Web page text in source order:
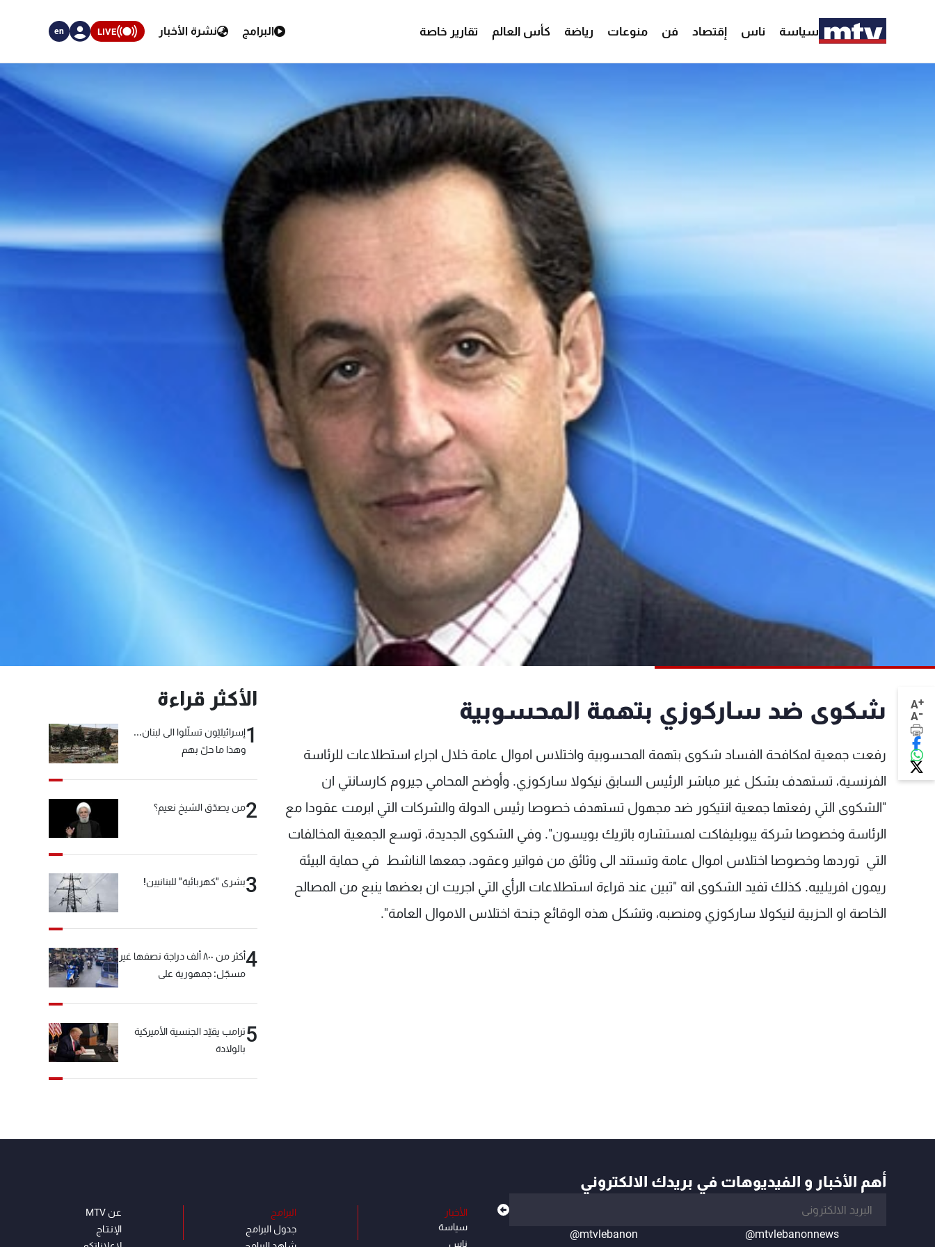
سياسة ناس إقتصاد فن منوعات رياضة كأس العالم تقارير خاصة البرامج نشرة الأخبار LIVE
en
A+
A- شكوى ضد ساركوزي بتهمة المحسوبية
رفعت جمعية لمكافحة الفساد شكوى بتهمة المحسوبية واختلاس اموال عامة خلال اجراء استطلاعات للرئاسة
الفرنسية، تستهدف بشكل غير مباشر الرئيس السابق نيكولا ساركوزي. وأوضح المحامي جيروم كارسانتي ان
"الشكوى التي رفعتها جمعية انتيكور ضد مجهول تستهدف خصوصا رئيس الدولة والشركات التي ابرمت عقودا مع
الرئاسة وخصوصا شركة يبوبليفاكت لمستشاره باتريك بويسون". وفي الشكوى الجديدة، توسع الجمعية المخالفات
التي توردها وخصوصا اختلاس اموال عامة وتستند الى وثائق من فواتير وعقود، جمعها الناشط في حماية البيئة
ريمون افريلييه. كذلك تفيد الشكوى انه "تبين عند قراءة استطلاعات الرأي التي اجريت ان بعضها ينبع من المصالح
الخاصة او الحزبية لنيكولا ساركوزي ومنصبه، وتشكل هذه الوقائع جنحة اختلاس الاموال العامة".
الأكثر قراءة
1إسرائيليّون تسلّلوا الى لبنان...
وهذا ما حلّ بهم
2من يصدّق الشيخ نعيم؟
3بشرى "كهربائية" للبنانيين!
4
أكثر من ٨٠٠ ألف دراجة نصفها غير
مسجّل: جمهورية على
5ترامب يقيّد الجنسية الأميركية
بالولادة
أهم الأخبار و الفيديوهات في بريدك الالكتروني
@mtvlebanonnews
@mtvlebanon
الأخبار
سياسة
ناس
البرامج
جدول البرامج
عن MTV
الإنـتـاج